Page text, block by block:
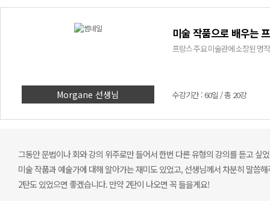
Morgane 선생님
미술 작품으로 배우는
프랑스 주요 미술관에 소장된 명
수강기간 : 60일 / 총 20강
그동안 문법이나 회와 강의 위주로만 들어서 한번 다른 유형의 강의를 듣고 싶
미술 작품과 예술가에 대해 알아가는 재미도 있었고, 선생님께서 차분히 말씀
2탄도 있었으면 좋겠습니다. 만약 2탄이 나오면 꼭 들을게요!